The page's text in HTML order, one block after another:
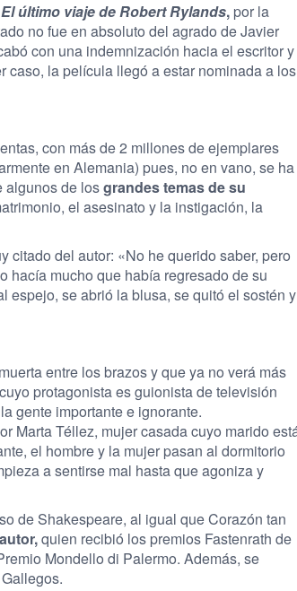
El último viaje de Robert Rylands, por la
no fue en absoluto del agrado de Javier
con una indemnización hacia el escritor y
caso, la película llegó a estar nominada a los
con más de 2 millones de ejemplares
en Alemania) pues, no en vano, se ha
algunos de losgrandes temas de su
el asesinato y la instigación, la
citado del autor: «No he querido saber, pero
hacía mucho que había regresado de su
espejo, se abrió la blusa, se quitó el sostén y
entre los brazos y que ya no verá más
protagonista es guionista de televisión
gente importante e ignorante.
Marta Téllez, mujer casada cuyo marido
el hombre y la mujer pasan al dormitorio
a sentirse mal hasta que agoniza y
de Shakespeare, al igual que Corazón tan
quien recibió los premios Fastenrath de
Mondello di Palermo. Además, se